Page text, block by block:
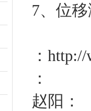
7、位
： http://
：
赵阳：